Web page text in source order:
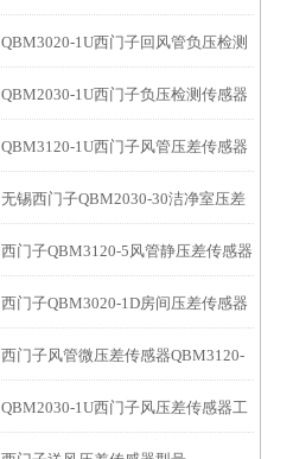
QBM3020-1U西门子回风管负压检测
传感器
QBM2030-1U西门子负压检测传感器
QBM3120-1U西门子风管压差传感器
工作模式
无锡西门子QBM2030-30洁净室压差
传感器
西门子QBM3120-5风管静压差传感器
优点
西门子QBM3020-1D房间压差传感器
带显示
西门子风管微压差传感器QBM3120-
10D优点
QBM2030-1U西门子风压差传感器工